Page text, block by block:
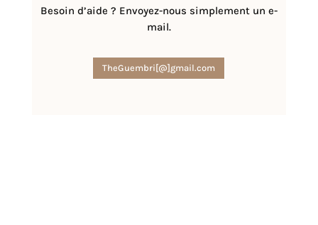
Besoin d’aide ? Envoyez-nous simplement un e-
mail.
TheGuembri[@]gmail.com